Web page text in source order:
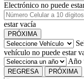
Electrónico no puede
estar vacía
PRÓXIMA
vehículo no puede estar
Año
REGRESA PRÓXIMA